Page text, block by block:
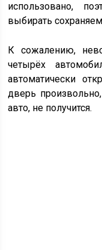
использовано,
выбирать
К сожалению,
четырёх
автоматически
дверь
авто, не получится.